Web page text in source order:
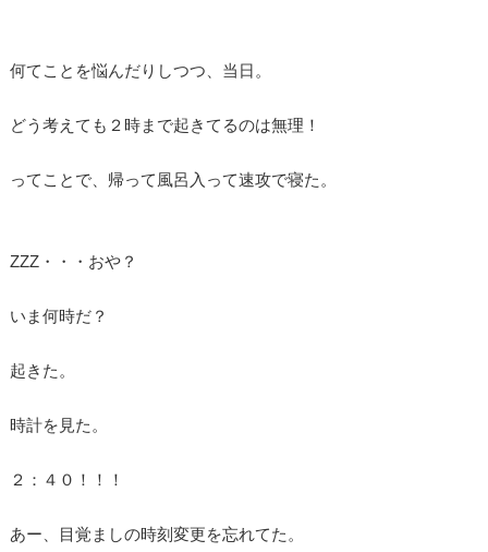
何てことを悩んだりしつつ、当日。
どう考えても２時まで起きてるのは無理！
ってことで、帰って風呂入って速攻で寝た。
ZZZ・・・おや？
いま何時だ？
起きた。
時計を見た。
２：４０！！！
あー、目覚ましの時刻変更を忘れてた。